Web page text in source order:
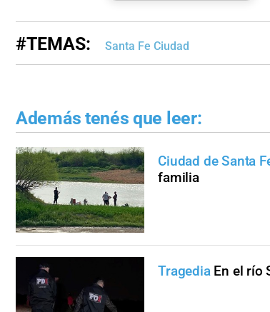
#TEMAS: Santa Fe Ciudad
Además tenés que leer:
Ciudad de Santa
familia
Tragedia En el río